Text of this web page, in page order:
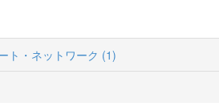
ト・ネットワーク (1)